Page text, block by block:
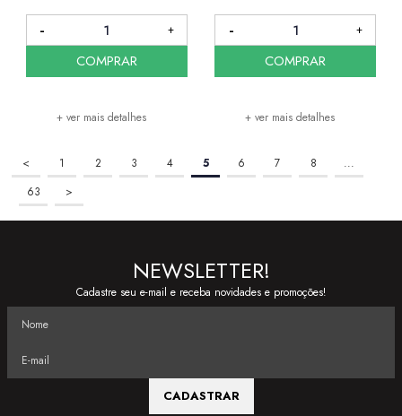
+ ver mais detalhes
COMPRAR
+ ver mais detalhes
COMPRAR
< 1 2 3 4 5 6 7 8
...
63
>
NEWSLETTER!
Cadastre seu e-mail e receba novidades e promoções!
CADASTRAR